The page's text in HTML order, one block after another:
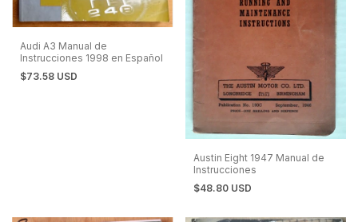
Audi A3 Manual de
Instrucciones 1998 en Español
$73.58 USD
Austin Eight 1947 Manual de
Instrucciones
$48.80 USD